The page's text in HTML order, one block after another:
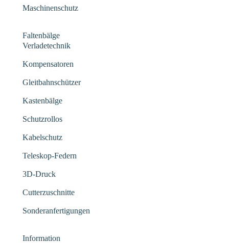
Maschinenschutz
Faltenbälge
Verladetechnik
Kompensatoren
Gleitbahnschützer
Kastenbälge
Schutzrollos
Kabelschutz
Teleskop-Federn
3D-Druck
Cutterzuschnitte
Sonderanfertigungen
Information